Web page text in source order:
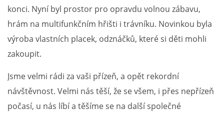
konci. Nyní byl prostor pro opravdu volnou zábavu,
hrám na multifunkčním hřišti i trávníku. Novinkou byla
výroba vlastních placek, odznáčků, které si děti mohli
zakoupit.
Jsme velmi rádi za vaši přízeň, a opět rekordní
návštěvnost. Velmi nás těší, že se všem, i přes nepřízeň
počasí, u nás líbí a těšíme se na další společné